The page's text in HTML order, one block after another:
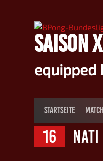
SAISON
equipped
STARTSEITE
16